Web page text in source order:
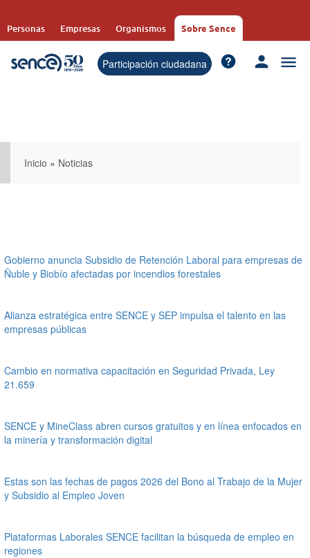
contenido
Personas Empresas Organismos Sobre Sence
Participación ciudadana
Inicio » Noticias
Gobierno anuncia Subsidio de Retención Laboral para empresas de
Ñuble y Biobío afectadas por incendios forestales
Alianza estratégica entre SENCE y SEP impulsa el talento en las
empresas públicas
Cambio en normativa capacitación en Seguridad Privada, Ley
21.659
SENCE y MineClass abren cursos gratuitos y en línea enfocados en
la minería y transformación digital
Estas son las fechas de pagos 2026 del Bono al Trabajo de la Mujer
y Subsidio al Empleo Joven
Plataformas Laborales SENCE facilitan la búsqueda de empleo en
regiones